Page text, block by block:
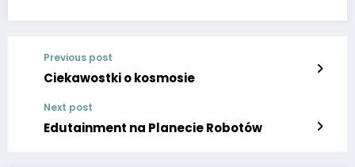
Previous post
Ciekawostki o kosmosie
Next post
Edutainment na Planecie Robotów